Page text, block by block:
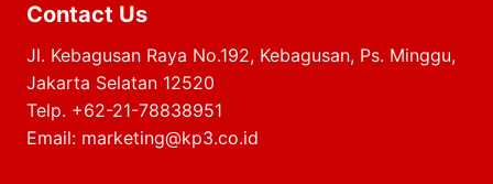
Contact Us
Jl. Kebagusan Raya No.192, Kebagusan, Ps. Minggu,
Jakarta Selatan 12520
Telp. +62-21-78838951
Email: marketing@kp3.co.id